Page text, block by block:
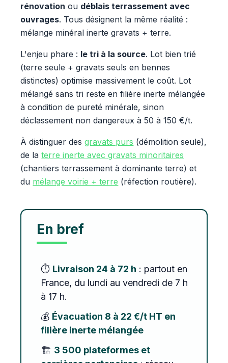
rénovation ou déblais terrassement avec
ouvrages. Tous désignent la même réalité :
mélange minéral inerte gravats + terre.
L'enjeu phare : le tri à la source. Lot bien trié
(terre seule + gravats seuls en bennes
distinctes) optimise massivement le coût. Lot
mélangé sans tri reste en filière inerte mélangée
à condition de pureté minérale, sinon
déclassement non dangereux à 50 à 150 €/t.
À distinguer desgravats purs (démolition seule),
de laterre inerte avec gravats minoritaires
(chantiers terrassement à dominante terre) et
du mélange voirie + terre (réfection routière).
En bref
⏱️ Livraison 24 à 72 h : partout en
France, du lundi au vendredi de 7 h
à 17 h.
💰 Évacuation 8 à 22 €/t HT en
filière inerte mélangée
🏗️ 3 500 plateformes et